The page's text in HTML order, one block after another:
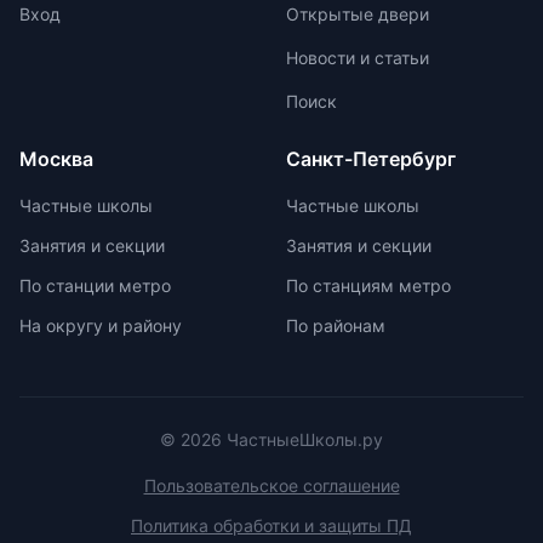
проверить наличие
государственной аккредитации,
подкладкой, водоотталкивающей
При выборе ранца проверяйте
Вход Открытые двери
Новости и статьи
Поиск
Москва
Частные школы
Занятия и секции
По станции метро
На округу и району
Санкт-Петербург
Частные школы
Занятия и секции
По станциям метро
По районам
© 2026 ЧастныеШколы.ру
Пользовательское соглашение
Политика обработки и защиты ПД